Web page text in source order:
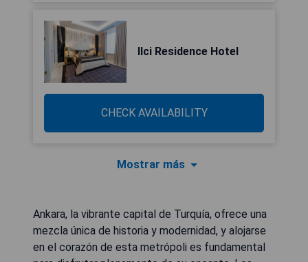
Ilci Residence Hotel
CHECK AVAILABILITY
Mostrar más
Ankara, la vibrante capital de Turquía, ofrece una
mezcla única de historia y modernidad, y alojarse
en el corazón de esta metrópoli es fundamental